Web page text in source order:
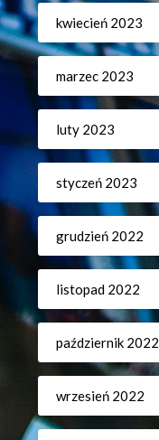
kwiecień 2023
marzec 2023
luty 2023
styczeń 2023
grudzień 2022
listopad 2022
październik 2022
wrzesień 2022